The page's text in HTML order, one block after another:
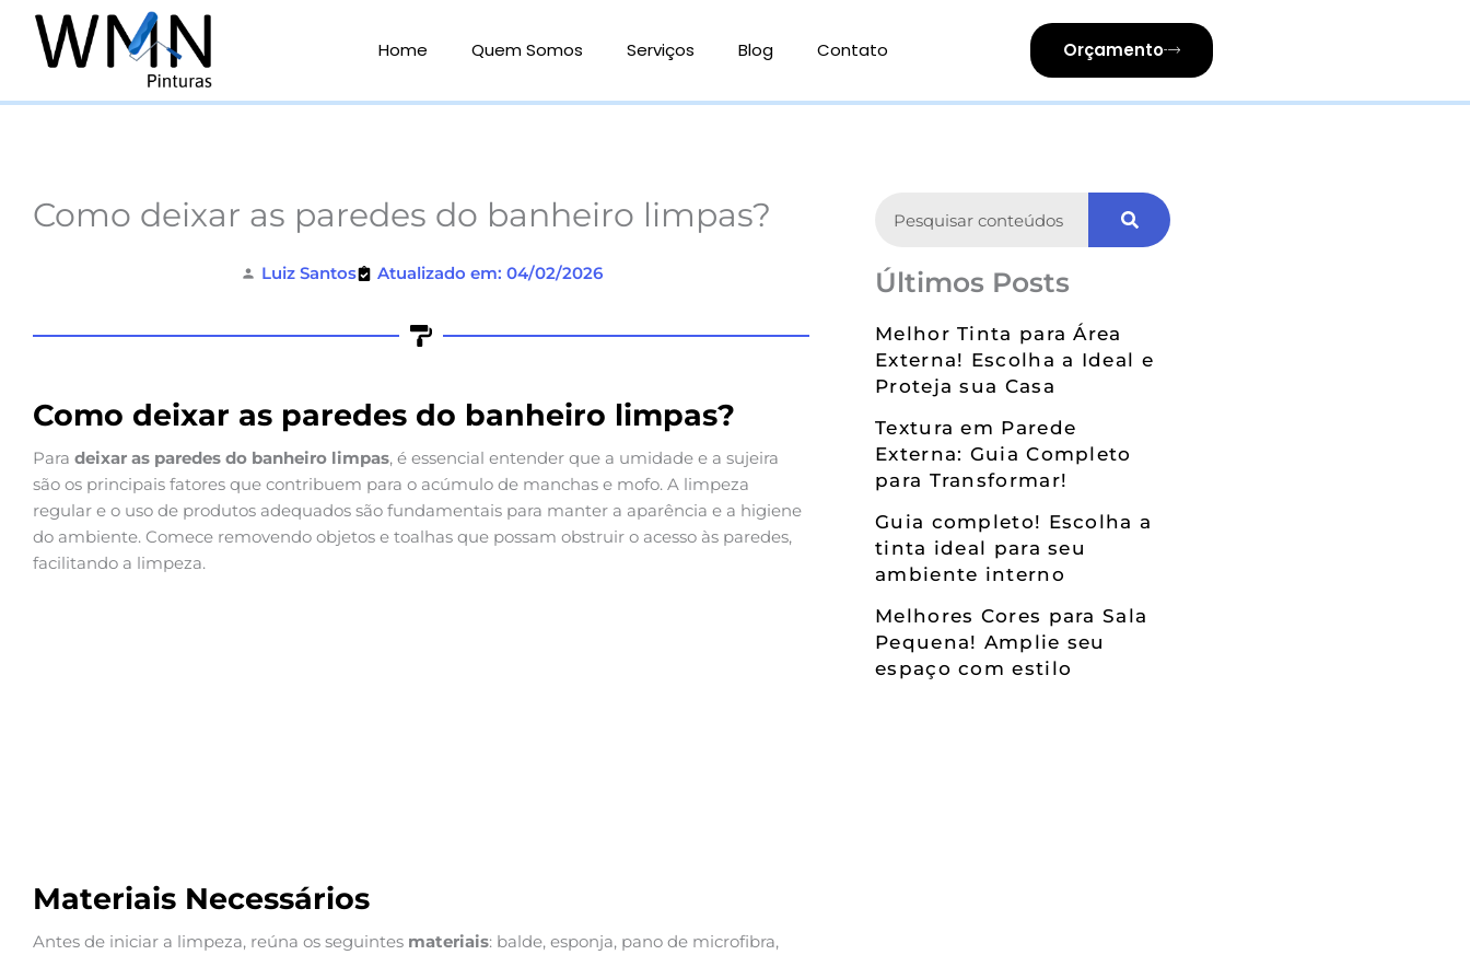
Home Quem Somos Serviços Blog Contato Orçamento
Como deixar as paredes do banheiro limpas?
Luiz Santos Atualizado em: 04/02/2026
Como deixar as paredes do banheiro limpas?
Para deixar as paredes do banheiro limpas, é essencial entender que a umidade e a sujeira
são os principais fatores que contribuem para o acúmulo de manchas e mofo. A limpeza
regular e o uso de produtos adequados são fundamentais para manter a aparência e a higiene
do ambiente. Comece removendo objetos e toalhas que possam obstruir o acesso às paredes,
facilitando a limpeza.
Materiais Necessários
Antes de iniciar a limpeza, reúna os seguintes materiais: balde, esponja, pano de microfibra,
Últimos Posts
Melhor Tinta para Área
Externa! Escolha a Ideal e
Proteja sua Casa
Textura em Parede
Externa: Guia Completo
para Transformar!
Guia completo! Escolha a
tinta ideal para seu
ambiente interno
Melhores Cores para Sala
Pequena! Amplie seu
espaço com estilo